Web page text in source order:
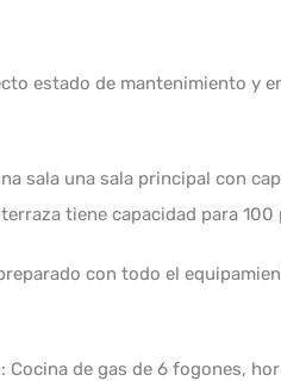
estado de mantenimiento y
sala una sala principal con
tiene capacidad para 100
con todo el
: Cocina de gas de 6 fogones,